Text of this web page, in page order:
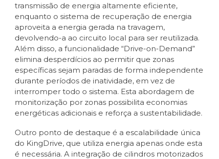
transmissão de energia altamente eficiente,
enquanto o sistema de recuperação de energia
aproveita a energia gerada na travagem,
devolvendo-a ao circuito local para ser reutilizada.
Além disso, a funcionalidade “Drive-on-Demand”
elimina desperdícios ao permitir que zonas
específicas sejam paradas de forma independente
durante períodos de inatividade, em vez de
interromper todo o sistema. Esta abordagem de
monitorização por zonas possibilita economias
energéticas adicionais e reforça a sustentabilidade.
Outro ponto de destaque é a escalabilidade única
do KingDrive, que utiliza energia apenas onde esta
é necessária. A integração de cilindros motorizados